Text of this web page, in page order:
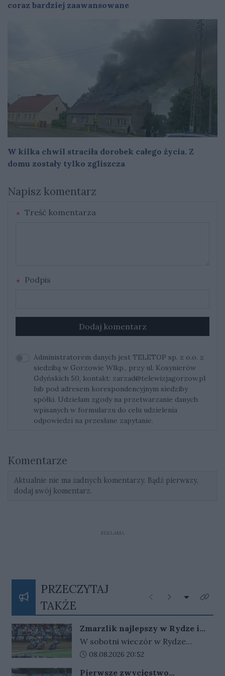
coraz bardziej zaawansowane
W kilka chwil straciła dorobek całego życia. Z
domu zostały tylko zgliszcza
Napisz komentarz
Treść komentarza
Podpis
Dodaj komentarz
Administratorem danych jest TELETOP sp. z o.o. z
siedzibą w Gorzowie Wlkp., przy ul. Kosynierów
Gdyńskich 50, kontakt: zarzad@telewizjagorzow.pl
lub pod adresem korespondencyjnym siedziby
spółki. Udzielam zgody na przetwarzanie danych
wpisanych w formularzu do celu udzielenia
odpowiedzi na przesłane zapytanie.
Komentarze
Aktualnie nie ma żadnych komentarzy. Bądź pierwszy,
dodaj swój komentarz.
REKLAMA
PRZECZYTAJ
TAKŻE
Poprzednie
Następne
Rozwiń
Kliknij
Zmarzlik najlepszy w Rydze i
ponownie ze złotym plastronem!
W sobotni wieczór w Rydze
odbyło się Grand Prix Łotwy. W
Data dodania artykułu:
08.08.2026 20:52
Pierwsze zwycięstwo